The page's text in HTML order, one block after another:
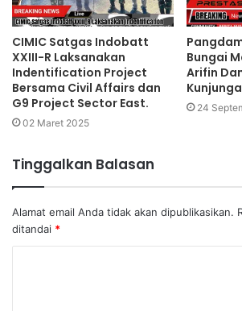
CIMIC Satgas Indobatt
XXIII-R Laksanakan
Indentification Project
Bersama Civil Affairs dan
G9 Project Sector East.
02 Maret 2025
Bungai
Arifin
24
Tinggalkan Balasan
Alamat email Anda tidak akan dipublikasikan.
ditandai *